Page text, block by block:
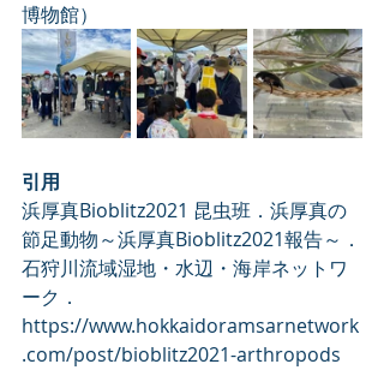
博物館）
引用
浜厚真Bioblitz2021 昆虫班 ． 浜厚真の
節足動物～浜厚真Bioblitz2021報告～．
石狩川流域湿地・水辺・海岸ネットワ
ーク．
https://www.hokkaidoramsarnetwork
.com/post/bioblitz2021-arthropods